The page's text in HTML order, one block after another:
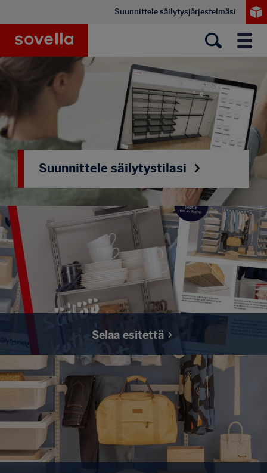
pääsisältöön
Suunnittele säilytysjärjestelmäsi
Sovella
Suunnittele säilytystilasi
Suunnittele omiin tarpeisiisi sopiva
säilytysjärjestelmä Sovella 3D Plannerilla juuri
silloin, kun se sinulle parhaiten sopii. Klikkaa
ohjelmaan ja aloita suunnittelu vaikka heti.
Selaa esitettä
Esitteestämme löydät kaiken tarpeellisen tiedon
Sovella-säilytysjärjestelmästä. Klikkaa esitteeseen
tästä.